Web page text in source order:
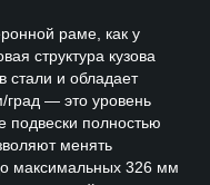
раме, как у
структура кузова
стали и обладает
град — это уровень
подвески полностью
менять
максимальных 326 мм